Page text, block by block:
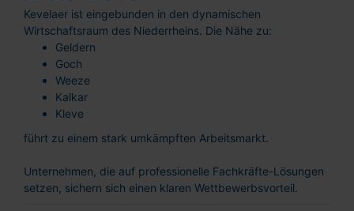
Kevelaer ist eingebunden in den dynamischen
Wirtschaftsraum des Niederrheins. Die Nähe zu:
Geldern
Goch
Weeze
Kalkar
Kleve
führt zu einem stark umkämpften Arbeitsmarkt.
Unternehmen, die auf professionelle Fachkräfte-Lösungen
setzen, sichern sich einen klaren Wettbewerbsvorteil.